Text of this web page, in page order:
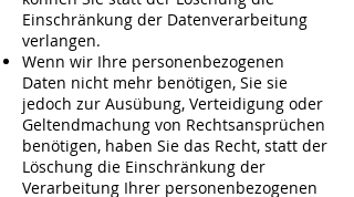
Einschränkung der Datenverarbeitung
verlangen.
Wenn wir Ihre personenbezogenen
Daten nicht mehr benötigen, Sie sie
jedoch zur Ausübung, Verteidigung oder
Geltendmachung von Rechtsansprüchen
benötigen, haben Sie das Recht, statt der
Löschung die Einschränkung der
Verarbeitung Ihrer personenbezogenen